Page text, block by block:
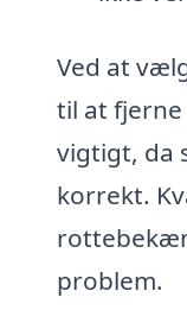
Ved at
til at
vigtigt, da
korrekt.
problem.